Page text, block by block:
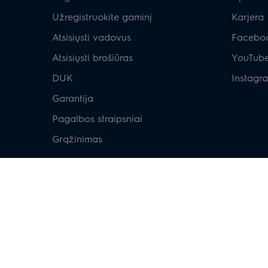
Užregistruokite gaminį
Atsisiųsti vadovus
Atsisiųsti brošiūras
DUK
Garantija
Pagalbos straipsniai
Grąžinimas
Karjera